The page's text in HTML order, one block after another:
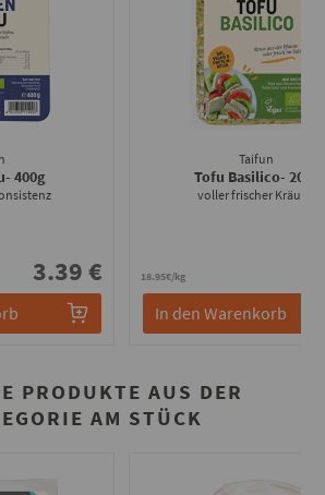
- 400g
3.39 €
Taifun
Tofu Basilico- 200g
voller frischer Kräuter
18.95€/kg
In den Warenkorb
PRODUKTE AUS DER
AM STÜCK